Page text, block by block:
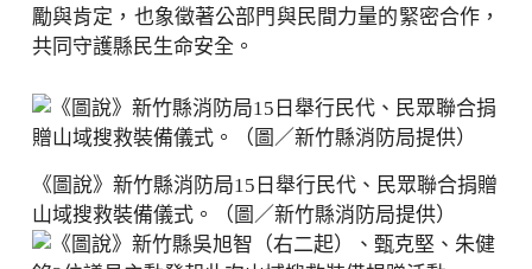
勵與肯定，也象徵著公部門與民間力量的緊密合作，
共同守護縣民生命安全。
《圖說》新竹縣消防局15日舉行民代、民眾聯合捐贈
山域搜救裝備儀式。（圖／新竹縣消防局提供）